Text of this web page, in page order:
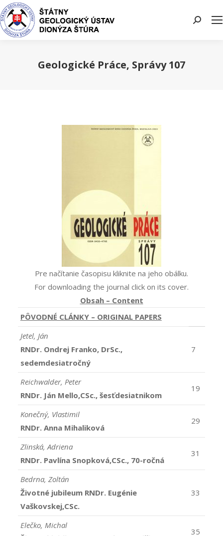
Search:
Geologické Práce, Správy 107
Pre načítanie časopisu kliknite na jeho obálku.
For downloading the journal click on its cover.
Obsah – Content
PÔVODNÉ CLÁNKY – ORIGINAL PAPERS
Jetel, Ján
RNDr. Ondrej Franko, DrSc.,
sedemdesiatročný
7
Reichwalder, Peter
RNDr. Ján Mello,CSc., šesťdesiatnikom
19
Konečný, Vlastimil
RNDr. Anna Mihaliková
29
Zlinská, Adriena
RNDr. Pavlína Snopková,CSc., 70-ročná
31
Bedrna, Zoltán
Životné jubileum RNDr. Eugénie
Vaškovskej,CSc.
33
Elečko, Michal
35